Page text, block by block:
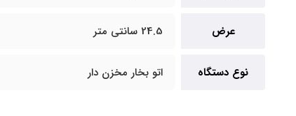
عرض 24.5 سانتی متر
نوع دستگاه اتو بخار مخزن دار